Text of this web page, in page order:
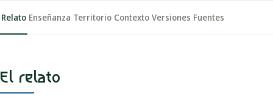
Relato Enseñanza Territorio Contexto Versiones Fuentes
El relato